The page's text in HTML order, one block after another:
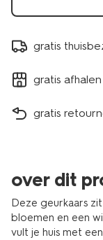
gratis
gratis afhalen
gratis
over dit
Deze geurkaars
bloemen en een
vult je huis met